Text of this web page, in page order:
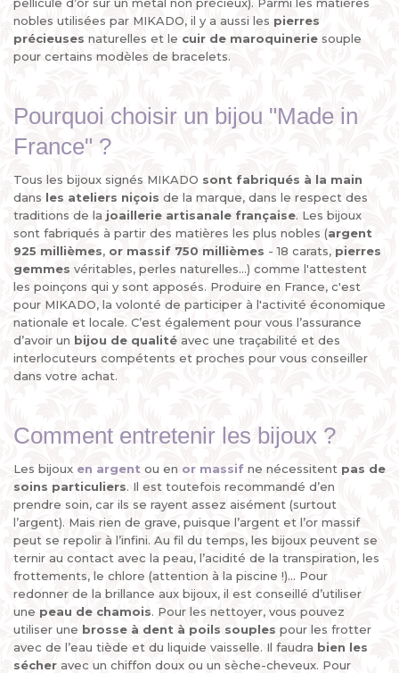
nobles utilisées par MIKADO, il y a aussi les pierres
précieuses naturelles et le cuir de maroquinerie souple
pour certains modèles de bracelets.
Pourquoi choisir un bijou "Made in
France" ?
Tous les bijoux signés MIKADO sont fabriqués à la main
dans les ateliers niçois de la marque, dans le respect des
traditions de la joaillerie artisanale française. Les bijoux
sont fabriqués à partir des matières les plus nobles (argent
925 millièmes, or massif 750 millièmes - 18 carats, pierres
gemmes véritables, perles naturelles...) comme l'attestent
les poinçons qui y sont apposés. Produire en France, c'est
pour MIKADO, la volonté de participer à l'activité économique
nationale et locale. C’est également pour vous l’assurance
d’avoir un bijou de qualité avec une traçabilité et des
interlocuteurs compétents et proches pour vous conseiller
dans votre achat.
Comment entretenir les bijoux ?
Les bijoux en argent ou en or massif ne nécessitent pas de
soins particuliers. Il est toutefois recommandé d’en
prendre soin, car ils se rayent assez aisément (surtout
l’argent). Mais rien de grave, puisque l’argent et l’or massif
peut se repolir à l’infini. Au fil du temps, les bijoux peuvent se
ternir au contact avec la peau, l’acidité de la transpiration, les
frottements, le chlore (attention à la piscine !)... Pour
redonner de la brillance aux bijoux, il est conseillé d’utiliser
une peau de chamois. Pour les nettoyer, vous pouvez
utiliser une brosse à dent à poils souples pour les frotter
avec de l’eau tiède et du liquide vaisselle. Il faudra bien les
sécher avec un chiffon doux ou un sèche-cheveux. Pour